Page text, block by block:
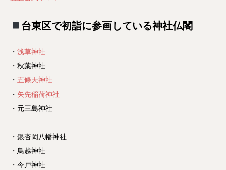
台東区で初詣に参画している神社仏閣
・ 浅草神社
・秋葉神社
・ 五條天神社
・ 矢先稲荷神社
・元三島神社
・銀杏岡八幡神社
・鳥越神社
・今戸神社